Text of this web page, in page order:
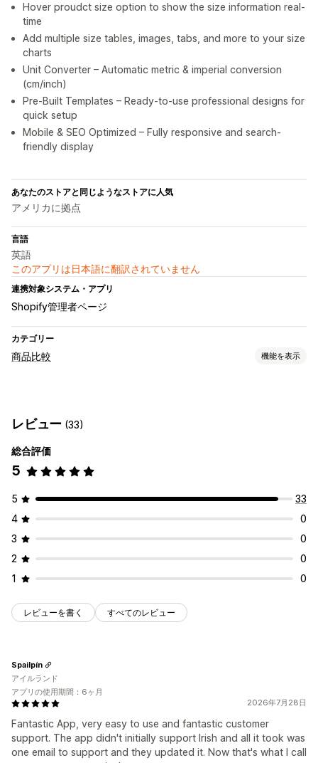
Hover proudct size option to show the size information real-
time
Add multiple size tables, images, tabs, and more to your size
charts
Unit Converter – Automatic metric & imperial conversion
(cm/inch)
Pre-Built Templates – Ready-to-use professional designs for
quick setup
Mobile & SEO Optimized – Fully responsive and search-
friendly display
あなたのストアと同じようなストアに人気
アメリカに拠点
言語
英語
このアプリは日本語に翻訳されていません
連携対象システム・アプリ
Shopify管理者ページ
カテゴリー
商品比較 機能を表示
バリエーション
表示オプション
テーブルレイアウト
レビュー (33)
総合評価
5
5
33
4
0
3
0
2
0
1
0
レビューを書く すべてのレビュー
2026年7月28日
Fantastic App, very easy to use and fantastic customer
support. The app didn't initially support Irish and all it took was
one email to support and they updated it. Now that's what I call
Spailpín
アイルランド
アプリの使用期間：6ヶ月